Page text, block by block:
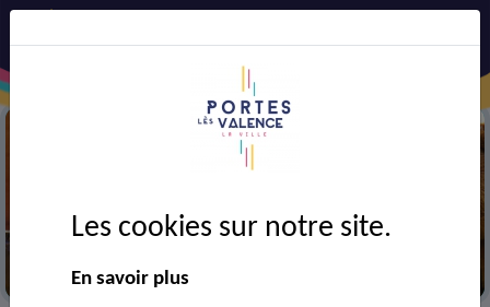
Précédent
Les cookies sur notre site.
En savoir plus